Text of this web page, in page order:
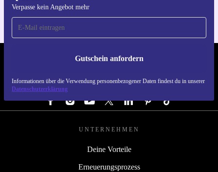
Verpasse kein Angebot mehr
Gutschein anfordern
Informationen über die Verwendung personenbezogener Daten findest du in unserer
Datenschutzerklärung
REFURBED DEUTSCHLAND - RETHINK NEW.
FOLGE UNS
UNTERNEHMEN
Deine Vorteile
Erneuerungsprozess